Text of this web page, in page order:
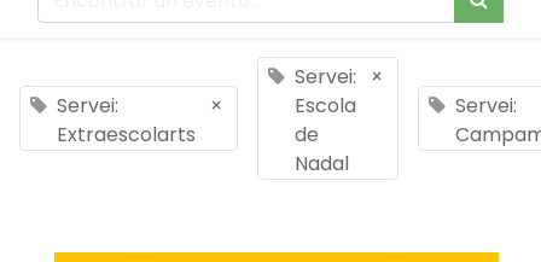
Servei:
Extraescolarts
×
Servei:
Escola
de
Nadal
×
Servei: